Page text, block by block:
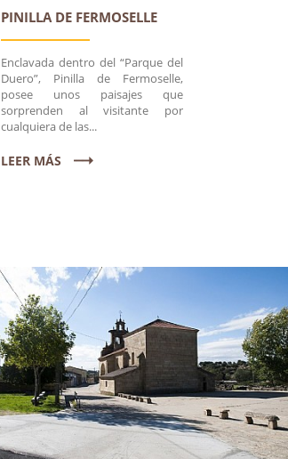
PINILLA DE FERMOSELLE
Enclavada dentro del “Parque del
Duero”, Pinilla de Fermoselle,
posee unos paisajes que
sorprenden al visitante por
cualquiera de las...
LEER MÁS